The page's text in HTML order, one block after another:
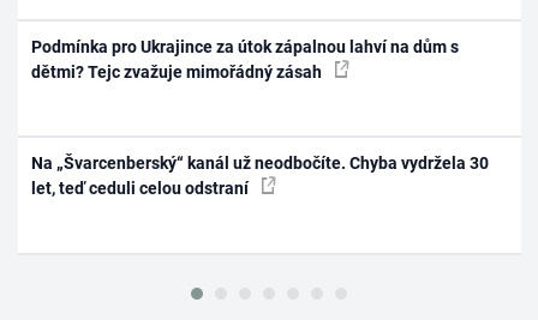
Podmínka pro Ukrajince za útok zápalnou lahví na dům s
dětmi? Tejc zvažuje mimořádný zásah
Na „Švarcenberský“ kanál už neodbočíte. Chyba vydržela 30
let, teď ceduli celou odstraní